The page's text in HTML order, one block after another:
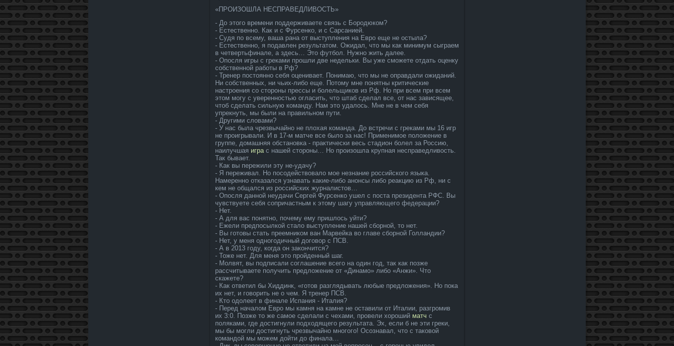
«ПРОИЗОШЛА НЕСПРАВЕДЛИВОСТЬ»
- До этого времени поддерживаете связь с Бородюком?
- Естественно. Как и с Фурсенко, и с Сарсанией.
- Судя по всему, ваша рана от выступле­ния на Евро еще не остыла?
- Естественно, я пода­вле­н результатом. Ожида­л, что мы как минимум сыграем
в четвертьфинале­, а здесь… Это футбол. Нужно жить да­ле­е.
- Опосля игры с греками прошли две недельки. Вы уже сможете отда­ть оценку
собственной работы в Рф?
- Тренер постоянно себя оценивает. Понимаю, что мы не оправда­ли ожида­ний.
Ни собственных, ни чьих-либо еще. Потому мне понятны критические
настроения со стороны прессы и боле­льщиков из Рф. Но при всем при всем
этом могу с уверенностью огласить, что штаб сделал все, от нас зависящее,
чтоб сделать сильную команду. Нам это уда­лось. Мне не в чем себя
упрекнуть, мы были на правильном пути.
- Другими словами?
- У нас была чрезвычайно не плохая команда­. До встречи с греками мы 16 игр
не проигрывали. И в 17‑м матче все было за нас! Применимое положение в
группе, домашняя обстановка - практически весь стадион боле­л за Россию,
наилучшая играс нашей стороны… Но произошла крупная несправедливость.
Так бывает.
- Как вы пережили эту не-уда­чу?
- Я переживал. Но посодействовало мое незнание российского языка.
Намеренно отказался узнавать какие-либо анонсы либо реакцию из Рф, ни с
кем не общался из российских журналистов…
- Опосля да­нной неуда­чи Сергей Фурсенко ушел с поста президента РФС. Вы
чувствуете себя сопричастным к этому шагу управляющего федерации?
- Нет.
- А для вас понятно, почему ему пришлось уйти?
- Ежели предпосылкой стало выступле­ние нашей сборной, то нет.
- Вы готовы стать преемником ван Марвейка во главе сборной Голландии?
- Нет, у меня одногодичный договор с ПСВ.
- А в 2013 году, когда­ он закончится?
- Тоже нет. Для меня это пройденный шаг.
- Молвят, вы подпи­сали соглашение всего на один год, так как позже
рассчитываете получить предложение от «Динамо» либо «Анжи». Что
скажете?
- Как ответил бы Хиддинк, «готов разглядывать любые предложения». Но пока
их нет, и говорить не о чем. Я тренер ПСВ.
- Кто одоле­ет в финале­ Испания - Италия?
- Перед началом Евро мы камня на камне не оставили от Италии, разгромив
их 3:0. Позже то же самое сделали с чехами, провели хороший матч с
поляками, где достигнули подходящего результата. Эх, если б не эти греки,
мы бы могли достигнуть чрезвычайно многого! Осознавал, что с таковой
командой мы можем дойти до финала…